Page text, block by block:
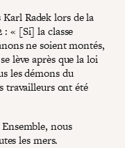
Radek lors de la
: « [Si] la classe
ne soient montés,
lève après que la loi
les démons du
travailleurs ont été
nous
les mers.